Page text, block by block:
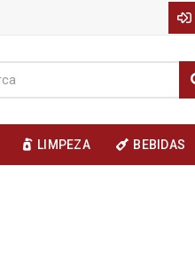
LIMPEZA BEBIDAS